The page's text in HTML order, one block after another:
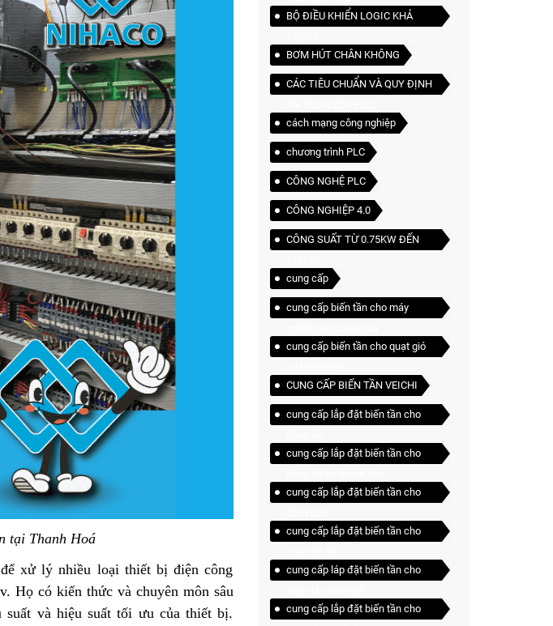
tại Thanh Hoá
xử lý nhiều loại thiết bị điện công
Họ có kiến ​​thức và chuyên môn sâu
và hiệu suất tối ưu của thiết bị.
BỘ ĐIỀU KHIỂN LOGIC KHẢ
BƠM HÚT CHÂN KHÔNG
CÁC TIÊU CHUẨN VÀ QUY ĐỊNH
cách mạng công nghiệp
chương trình PLC
CÔNG NGHỆ PLC
CÔNG NGHIỆP 4.0
CÔNG SUẤT TỪ 0.75KW ĐẾN
cung cấp
cung cấp biến tần cho máy
cung cấp biến tần cho quạt gió
CUNG CẤP BIẾN TẦN VEICHI
cung cấp lắp đặt biến tần cho
cung cấp lắp đặt biến tần cho
cung cấp lắp đặt biến tần cho
cung cấp lắp đặt biến tần cho
cung cấp láp đặt biến tần cho
cung cấp lắp đặt biến tần cho